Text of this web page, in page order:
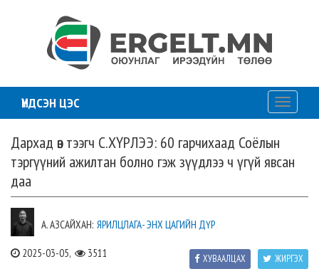
ҮНДСЭН ЦЭС
Toggle
Дархад өв тээгч С.ХҮРЛЭЭ: 60 гарчихаад Соёлын
тэргүүний ажилтан болно гэж зүүдлээ ч үгүй явсан
даа
А. АЗСАЙХАН: ЯРИЛЦЛАГА- ЭНХ ЦАГИЙН ДҮР
2025-03-05, 3511 ЖИРГЭХ
ХУВААЛЦАХ